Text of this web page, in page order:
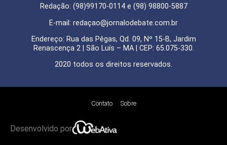
Redação: (98)99170-0114 e (98) 98800-5887
E-mail: redaçao@jornalodebate.com.br
Endereço: Rua das Pêgas, Qd. 09, Nº 15-B, Jardim
Renascença 2 | São Luís – MA | CEP: 65.075-330.
2020 todos os direitos reservados.
Contato Sobre
Desenvolvido por